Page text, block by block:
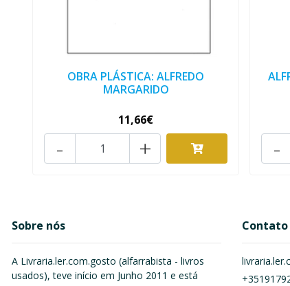
OBRA PLÁSTICA: ALFREDO
MARGARIDO
11,66€
+
- -
Sobre nós
A Livraria.ler.com.gosto (alfarrabista - livros
usados), teve início em Junho 2011 e está
Contato